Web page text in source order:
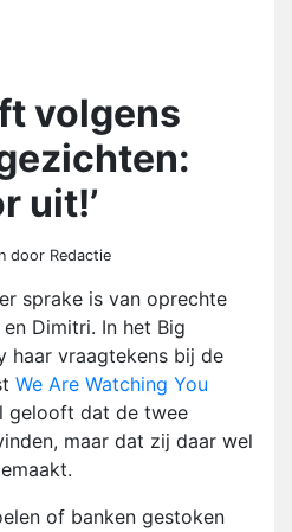
volgens
uit!’
door Redactie
sprake is van oprechte
Dimitri. In het Big
haar vraagtekens bij de
We Are Watching You
gelooft dat de twee
maar dat zij daar wel
of banken gestoken